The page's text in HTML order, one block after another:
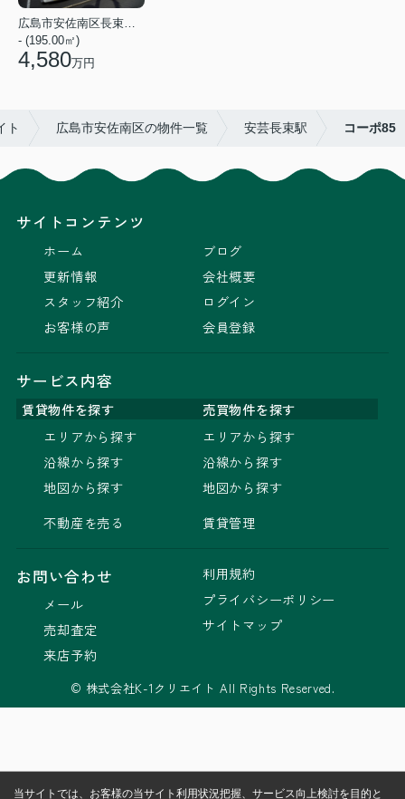
- (195.00㎡)
4,580万円
ト 広島市安佐南区の物件一覧 安芸長束駅 コーポ85
サイトコンテンツ
ホーム
更新情報
スタッフ紹介
お客様の声
ブログ
会社概要
ログイン
会員登録
サービス内容
賃貸物件を探す
売買物件を探す
エリアから探す
沿線から探す
地図から探す
不動産を売る
エリアから探す
沿線から探す
地図から探す
賃貸管理
お問い合わせ
メール
売却査定
来店予約
利用規約
プライバシーポリシー
サイトマップ
© 株式会社K-1クリエイト All Rights Reserved.
当サイトでは、お客様の当サイト利用状況把握、サービス向上検討を目的と